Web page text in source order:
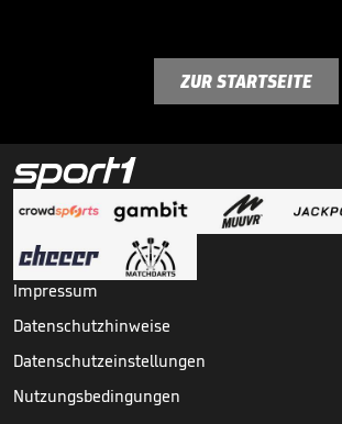
ZUR STARTSEITE
Impressum
Datenschutzhinweise
Datenschutzeinstellungen
Nutzungsbedingungen